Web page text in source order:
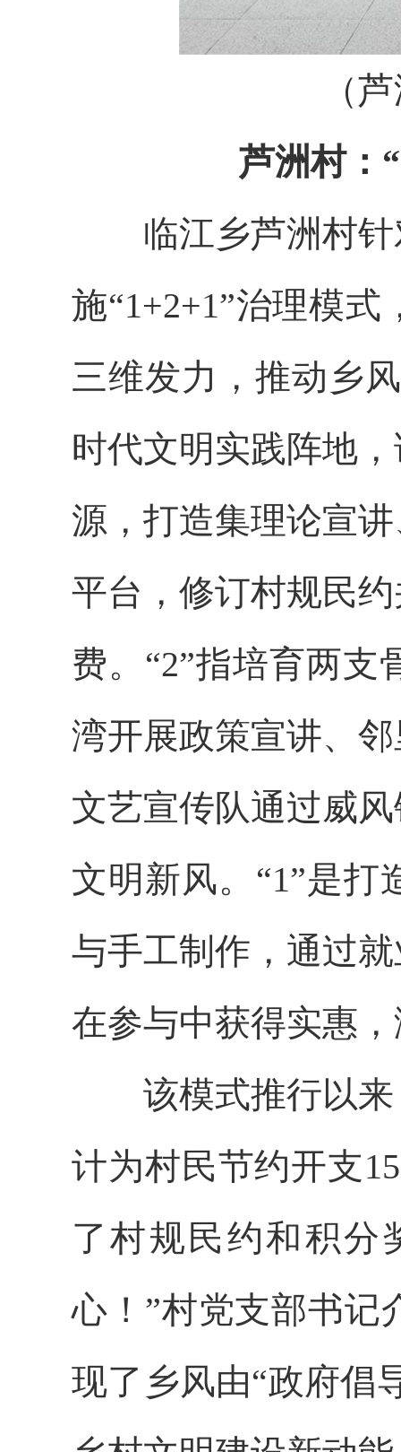
（
芦洲村：
临江乡芦洲村针
施“1+2+1”治理模
三维发力，推动乡
时代文明实践阵地
源，打造集理论宣
平台，修订村规民
费。“2”指培育两
湾开展政策宣讲、
文艺宣传队通过威
文明新风。“1”是打
与手工制作，通过
在参与中获得实惠
该模式推行以来
计为村民节约开支
了村规民约和积分
心！”村党支部书记
现了乡风由“政府倡